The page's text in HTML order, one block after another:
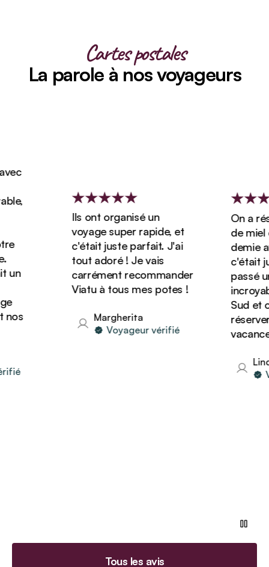
Cartes postales
La parole à nos voyageurs
Ils ont organisé un
voyage super rapide, et
c'était juste parfait. J'ai
tout adoré ! Je vais
carrément recommander
Viatu à tous mes potes !
Margherita
Voyageur vérifié
On a
de miel
demie
c'était
passé un
Sud et
réserver
Linda
Tous les avis